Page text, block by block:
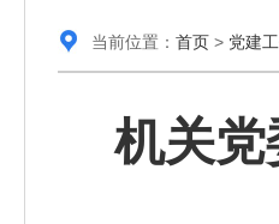
当前位置： 首页> 党建
机关